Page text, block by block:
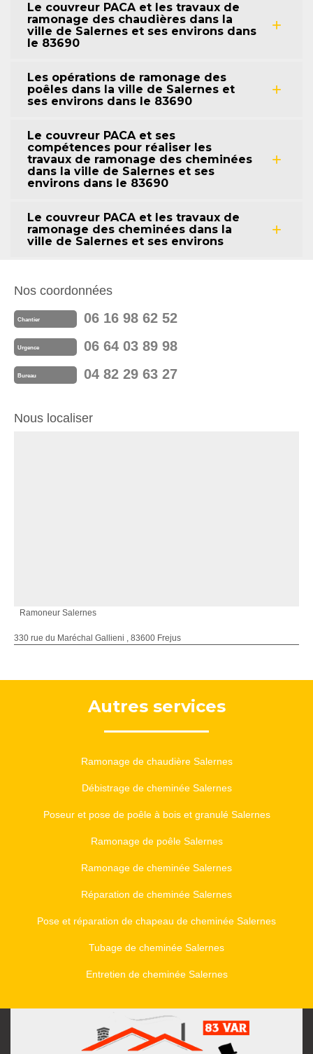
Le couvreur PACA et les travaux de
ramonage des chaudières dans la
ville de Salernes et ses environs dans
le 83690
Les opérations de ramonage des
poêles dans la ville de Salernes et
ses environs dans le 83690
Le couvreur PACA et ses
compétences pour réaliser les
travaux de ramonage des cheminées
dans la ville de Salernes et ses
environs dans le 83690
Le couvreur PACA et les travaux de
ramonage des cheminées dans la
ville de Salernes et ses environs
Nos coordonnées
Chantier 06 16 98 62 52
Urgence 06 64 03 89 98
Bureau 04 82 29 63 27
Nous localiser
Ramoneur Salernes
330 rue du Maréchal Gallieni , 83600 Frejus
Autres services
Ramonage de chaudière Salernes
Débistrage de cheminée Salernes
Poseur et pose de poêle à bois et granulé Salernes
Ramonage de poêle Salernes
Ramonage de cheminée Salernes
Réparation de cheminée Salernes
Pose et réparation de chapeau de cheminée Salernes
Tubage de cheminée Salernes
Entretien de cheminée Salernes